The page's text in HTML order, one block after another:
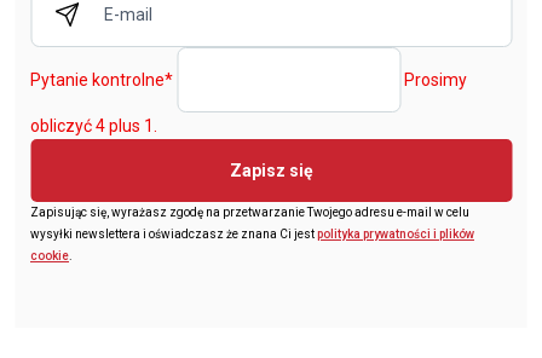
Pytanie kontrolne* Prosimy
obliczyć 4 plus 1.
Zapisz się
Zapisując się, wyrażasz zgodę na przetwarzanie Twojego adresu e-mail w celu
wysyłki newslettera i oświadczasz że znana Ci jestpolityka prywatności i plików
cookie